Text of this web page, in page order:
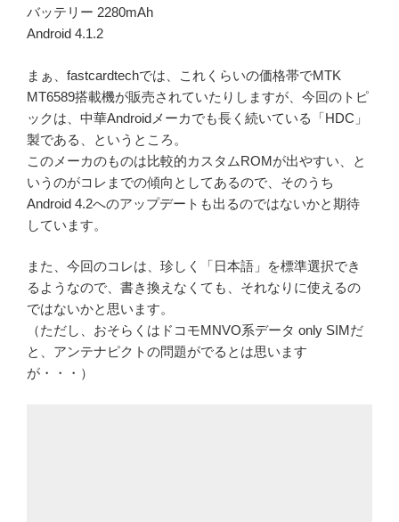
バッテリー 2280mAh
Android 4.1.2
まぁ、fastcardtechでは、これくらいの価格帯でMTK
MT6589搭載機が販売されていたりしますが、今回のトピ
ックは、中華Androidメーカでも長く続いている「HDC」
製である、というところ。
このメーカのものは比較的カスタムROMが出やすい、と
いうのがコレまでの傾向としてあるので、そのうち
Android 4.2へのアップデートも出るのではないかと期待
しています。
また、今回のコレは、珍しく「日本語」を標準選択でき
るようなので、書き換えなくても、それなりに使えるの
ではないかと思います。
（ただし、おそらくはドコモMNVO系データ only SIMだ
と、アンテナピクトの問題がでるとは思います
が・・・）